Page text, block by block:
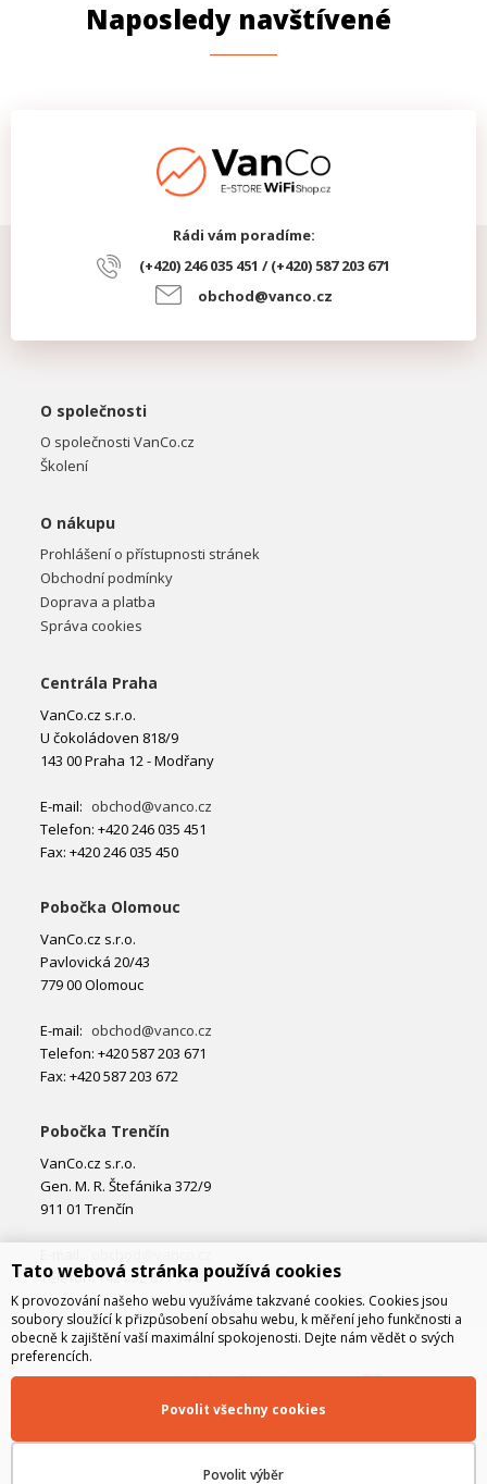
Naposledy navštívené
Rádi vám poradíme:
(+420) 246 035 451 / (+420) 587 203 671
obchod@vanco.cz
O společnosti
O společnosti VanCo.cz
Školení
O nákupu
Prohlášení o přístupnosti stránek
Obchodní podmínky
Doprava a platba
Správa cookies
Centrála Praha
VanCo.cz s.r.o.
U čokoládoven 818/9
143 00 Praha 12 - Modřany
E-mail: obchod@vanco.cz
Telefon: +420 246 035 451
Fax: +420 246 035 450
Pobočka Olomouc
VanCo.cz s.r.o.
Pavlovická 20/43
779 00 Olomouc
E-mail: obchod@vanco.cz
Telefon: +420 587 203 671
Fax: +420 587 203 672
Pobočka Trenčín
VanCo.cz s.r.o.
Gen. M. R. Štefánika 372/9
911 01 Trenčín
Telefon: +421 32 877 74 02
Tato webová stránka používá cookies
K provozování našeho webu využíváme takzvané cookies. Cookies jsou
soubory sloužící k přizpůsobení obsahu webu, k měření jeho funkčnosti a
obecně k zajištění vaší maximální spokojenosti. Dejte nám vědět o svých
preferencích.
Povolit výběr
Povolit všechny cookies